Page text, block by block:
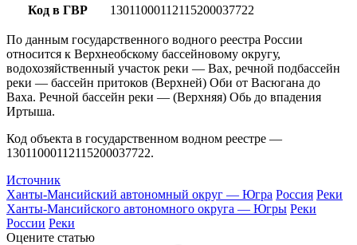
Код в ГВР
13011000112115200037722
По данным государственного водного реестра России
относится к Верхнеобскому бассейновому округу,
водохозяйственный участок реки — Вах, речной подбассейн
реки — бассейн притоков (Верхней) Оби от Васюгана до
Ваха. Речной бассейн реки — (Верхняя) Обь до впадения
Иртыша.
Код объекта в государственном водном реестре —
13011000112115200037722.
Источник
Ханты-Мансийский автономный округ — Югра Россия Реки
Ханты-Мансийского автономного округа — Югры Реки
России Реки
Оцените статью